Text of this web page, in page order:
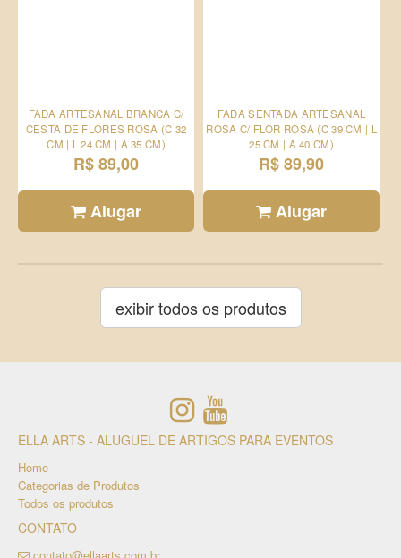
FADA ARTESANAL BRANCA C/
CESTA DE FLORES ROSA (C 32
CM | L 24 CM | A 35 CM)
R$ 89,00
Alugar
FADA SENTADA ARTESANAL
ROSA C/ FLOR ROSA (C 39 CM | L
25 CM | A 40 CM)
R$ 89,90
Alugar
exibir todos os produtos
ELLA ARTS - ALUGUEL DE ARTIGOS PARA EVENTOS
Home
Categorias de Produtos
Todos os produtos
CONTATO